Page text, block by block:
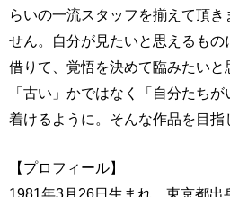
らいの一流スタッフを揃えて頂き
せん。自分が見たいと思えるも
借りて、覚悟を決めて臨みたい
「古い」かではなく「自分たち
着けるように。そんな作品を目指
【プロフィール】
1981年3月26日生まれ 東京都出